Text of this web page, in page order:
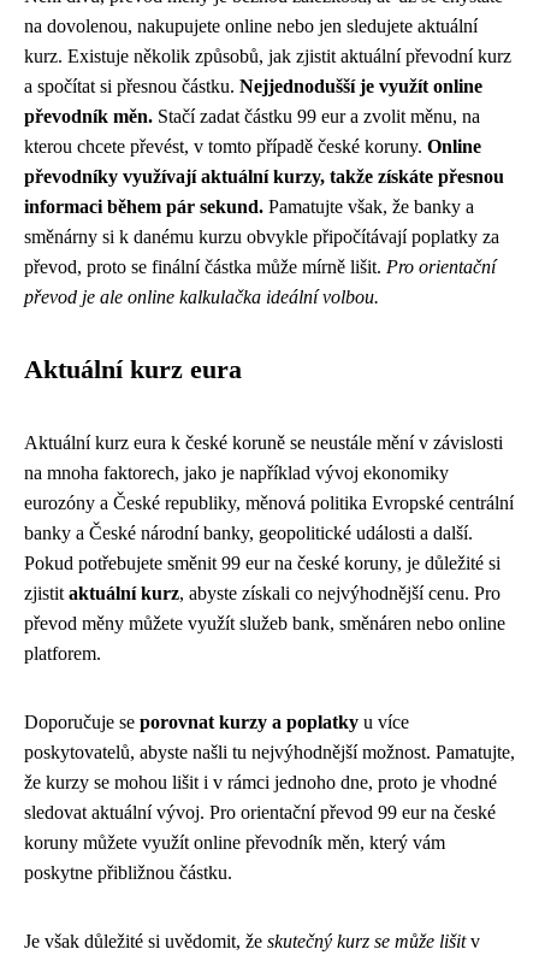
na dovolenou, nakupujete online nebo jen sledujete aktuální
kurz. Existuje několik způsobů, jak zjistit aktuální převodní kurz
a spočítat si přesnou částku. Nejjednodušší je využít online
převodník měn. Stačí zadat částku 99 eur a zvolit měnu, na
kterou chcete převést, v tomto případě české koruny. Online
převodníky využívají aktuální kurzy, takže získáte přesnou
informaci během pár sekund. Pamatujte však, že banky a
směnárny si k danému kurzu obvykle připočítávají poplatky za
převod, proto se finální částka může mírně lišit. Pro orientační
převod je ale online kalkulačka ideální volbou.
Aktuální kurz eura
Aktuální kurz eura k české koruně se neustále mění v závislosti
na mnoha faktorech, jako je například vývoj ekonomiky
eurozóny a České republiky, měnová politika Evropské centrální
banky a České národní banky, geopolitické události a další.
Pokud potřebujete směnit 99 eur na české koruny, je důležité si
zjistit aktuální kurz, abyste získali co nejvýhodnější cenu. Pro
převod měny můžete využít služeb bank, směnáren nebo online
platforem.
Doporučuje se porovnat kurzy a poplatky u více
poskytovatelů, abyste našli tu nejvýhodnější možnost. Pamatujte,
že kurzy se mohou lišit i v rámci jednoho dne, proto je vhodné
sledovat aktuální vývoj. Pro orientační převod 99 eur na české
koruny můžete využít online převodník měn, který vám
poskytne přibližnou částku.
Je však důležité si uvědomit, že skutečný kurz se může lišitv